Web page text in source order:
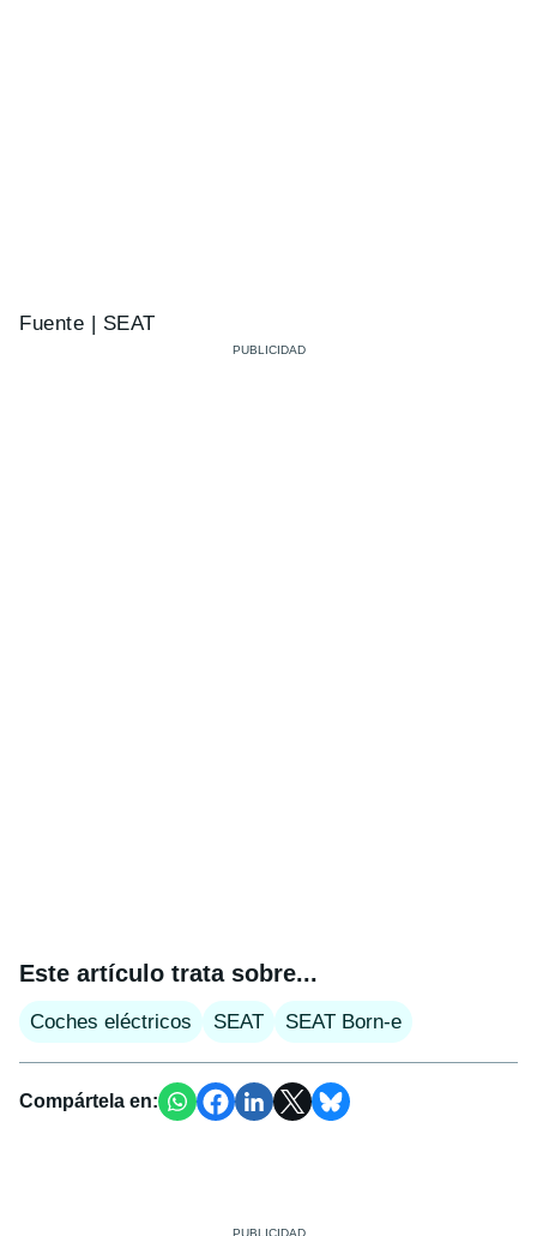
Fuente | SEAT
Este artículo trata sobre...
Coches eléctricos SEAT SEAT Born-e
Compártela en: